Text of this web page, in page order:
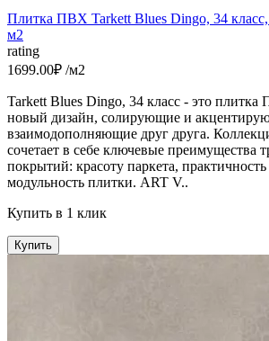
Плитка ПВХ Tarkett Blues Dingo, 34
м2
rating
1699.00₽ /м2
Tarkett Blues Dingo, 34 класс - это
новый дизайн, солирующие и
взаимодополняющие друг друга.
сочетает в себе ключевые преимущества
покрытий: красоту паркета,
модульность плитки. ART V..
Купить в 1 клик
Купить